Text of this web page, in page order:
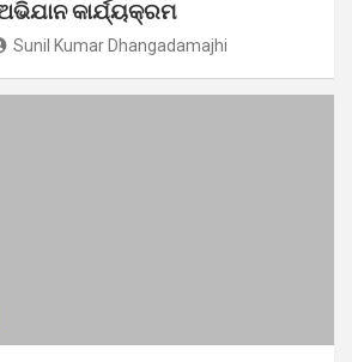
କାର୍ଯ୍ୟକ୍ରମ
Sunil Kumar Dhangadamajhi